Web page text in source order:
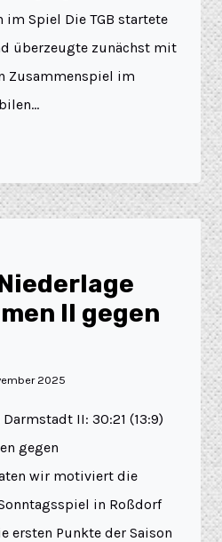
im Spiel Die TGB startete
überzeugte zunächst mit
Zusammenspiel im
II gegen
2025
Darmstadt II: 30:21 (13:9)
gegen
wir motiviert die
in Roßdorf
ersten Punkte der Saison